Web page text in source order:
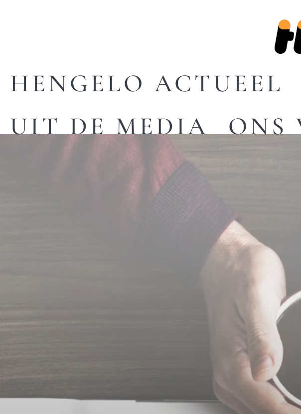
HENGELO ACTUEEL
UIT DE MEDIA
ONS